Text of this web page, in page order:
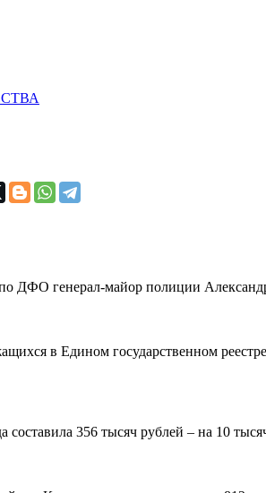
ДФО генерал-майор полиции
в Едином государственном
составила 356 тысяч рублей – на 10